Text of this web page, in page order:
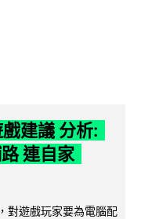
建議 分析:
連自家
對遊戲玩家要為電腦配